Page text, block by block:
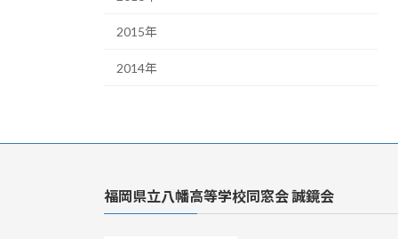
2015年
2014年
福岡県立八幡高等学校同窓会 誠鏡会